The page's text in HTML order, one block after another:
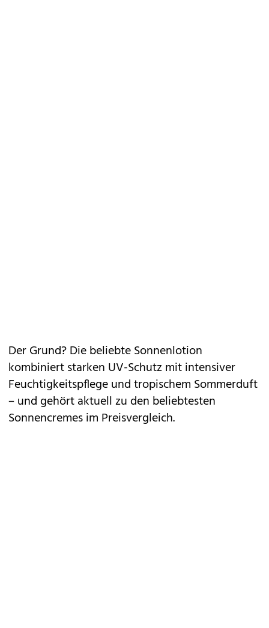
Der Grund? Die beliebte Sonnenlotion
kombiniert starken UV-Schutz mit intensiver
Feuchtigkeitspflege und tropischem Sommerduft
– und gehört aktuell zu den beliebtesten
Sonnencremes im Preisvergleich.